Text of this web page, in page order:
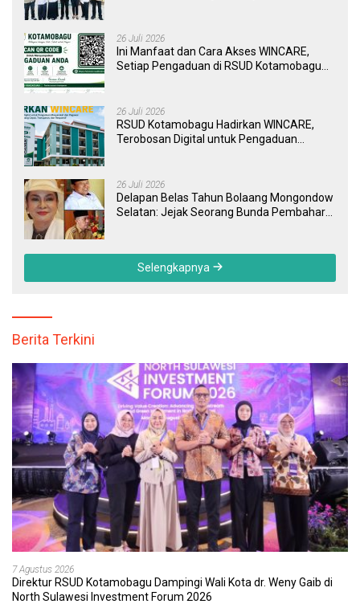
26 Juli 2026
Ini Manfaat dan Cara Akses WINCARE,
Setiap Pengaduan di RSUD Kotamobagu
26 Juli 2026
RSUD Kotamobagu Hadirkan WINCARE,
Terobosan Digital untuk Pengaduan
26 Juli 2026
Delapan Belas Tahun Bolaang Mongondow
Selatan: Jejak Seorang Bunda Pembaharu
Selengkapnya
Berita Terkini
7 Agustus 2026
Direktur RSUD Kotamobagu Dampingi Wali Kota dr. Weny Gaib di
North Sulawesi Investment Forum 2026